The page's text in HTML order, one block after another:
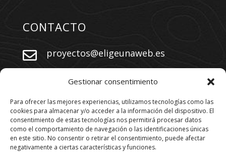
Gestionar consentimiento
Para ofrecer las mejores experiencias, utilizamos tecnologías como las
cookies para almacenar y/o acceder a la información del dispositivo. El
consentimiento de estas tecnologías nos permitirá procesar datos
como el comportamiento de navegación o las identificaciones únicas
en este sitio. No consentir o retirar el consentimiento, puede afectar
negativamente a ciertas características y funciones.
CONTACTO
 proyectos@eligeunaweb.es
+34 609 730 569
SÍGUENOS